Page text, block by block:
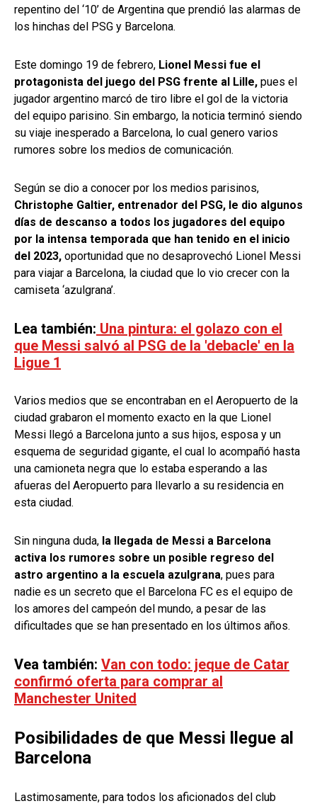
repentino del ‘10’ de Argentina que prendió las alarmas de
los hinchas del PSG y Barcelona.
Este domingo 19 de febrero, Lionel Messi fue el
protagonista del juego del PSG frente al Lille, pues el
jugador argentino marcó de tiro libre el gol de la victoria
del equipo parisino. Sin embargo, la noticia terminó siendo
su viaje inesperado a Barcelona, lo cual genero varios
rumores sobre los medios de comunicación.
Según se dio a conocer por los medios parisinos,
Christophe Galtier, entrenador del PSG, le dio algunos
días de descanso a todos los jugadores del equipo
por la intensa temporada que han tenido en el inicio
del 2023, oportunidad que no desaprovechó Lionel Messi
para viajar a Barcelona, la ciudad que lo vio crecer con la
camiseta ‘azulgrana’.
Lea también: Una pintura: el golazo con el
que Messi salvó al PSG de la 'debacle' en la
Ligue 1
Varios medios que se encontraban en el Aeropuerto de la
ciudad grabaron el momento exacto en la que Lionel
Messi llegó a Barcelona junto a sus hijos, esposa y un
esquema de seguridad gigante, el cual lo acompañó hasta
una camioneta negra que lo estaba esperando a las
afueras del Aeropuerto para llevarlo a su residencia en
esta ciudad.
Sin ninguna duda, la llegada de Messi a Barcelona
activa los rumores sobre un posible regreso del
astro argentino a la escuela azulgrana, pues para
nadie es un secreto que el Barcelona FC es el equipo de
los amores del campeón del mundo, a pesar de las
dificultades que se han presentado en los últimos años.
Vea también: Van con todo: jeque de Catar
confirmó oferta para comprar al
Manchester United
Posibilidades de que Messi llegue al
Barcelona
Lastimosamente, para todos los aficionados del club